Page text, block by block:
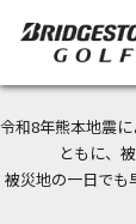
令和8年熊本地震
ともに、
被災地の一日でも
今なら新規会
＜商品配送に